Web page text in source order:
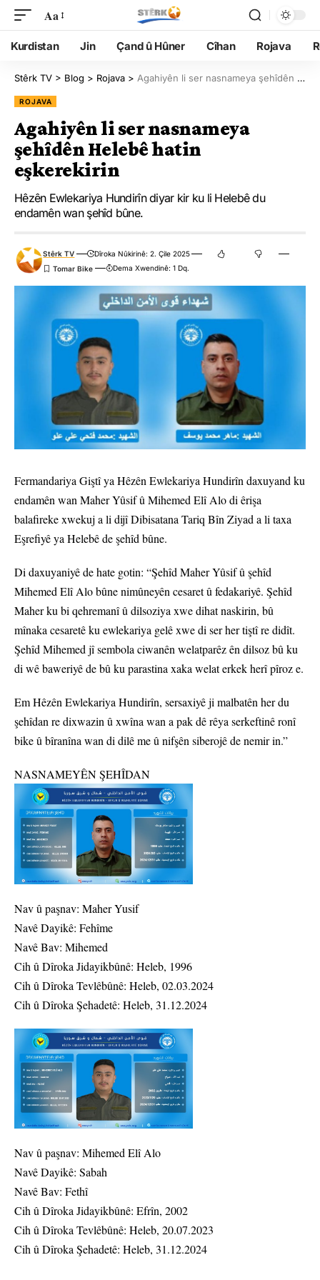
Aa
Kurdistan Jin Çand û Hûner Cîhan Rojava
Stêrk TV > Blog > Rojava > Agahiyên li ser nasnameya şehîdên Helebê hatin eşkerekirin
ROJAVA
Agahiyên li ser nasnameya
şehîdên Helebê hatin
eşkerekirin
Hêzên Ewlekariya Hundirîn diyar kir ku li Helebê du
endamên wan şehîd bûne.
Stêrk TV
Dîroka Nûkirinê: 2. Çile 2025
Dema Xwendinê: 1 Dq.
Fermandariya Giştî ya Hêzên Ewlekariya Hundirîn daxuyand ku
endamên wan Maher Yûsif û Mihemed Elî Alo di êrişa
balafireke xwekuj a li dijî Dibisatana Tariq Bîn Ziyad a li taxa
Eşrefiyê ya Helebê de şehîd bûne.
Di daxuyaniyê de hate gotin: “Şehîd Maher Yûsif û şehîd
Mihemed Elî Alo bûne nimûneyên cesaret û fedakariyê. Şehîd
Maher ku bi qehremanî û dilsoziya xwe dihat naskirin, bû
mînaka cesaretê ku ewlekariya gelê xwe di ser her tiştî re didît.
Şehîd Mihemed jî sembola ciwanên welatparêz ên dilsoz bû ku
di wê baweriyê de bû ku parastina xaka welat erkek herî pîroz e.
Em Hêzên Ewlekariya Hundirîn, sersaxiyê ji malbatên her du
şehîdan re dixwazin û xwîna wan a pak dê rêya serkeftinê ronî
bike û bîranîna wan di dilê me û nifşên siberojê de nemir in.”
NASNAMEYÊN ŞEHÎDAN
Nav û paşnav: Maher Yusif
Navê Dayikê: Fehîme
Navê Bav: Mihemed
Cih û Dîroka Jidayikbûnê: Heleb, 1996
Cih û Dîroka Tevlêbûnê: Heleb, 02.03.2024
Cih û Dîroka Şehadetê: Heleb, 31.12.2024
Nav û paşnav: Mihemed Elî Alo
Navê Dayikê: Sabah
Navê Bav: Fethî
Cih û Dîroka Jidayikbûnê: Efrîn, 2002
Cih û Dîroka Tevlêbûnê: Heleb, 20.07.2023
Cih û Dîroka Şehadetê: Heleb, 31.12.2024